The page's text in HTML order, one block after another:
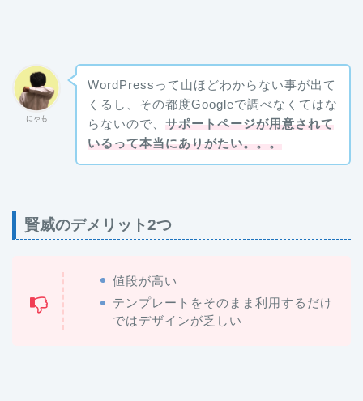
にゃも
WordPressって山ほどわからない事が出て
くるし、その都度Googleで調べなくてはな
らないので、 サポートページが用意されて
いるって本当にありがたい。。。
賢威のデメリット2つ
値段が高い
テンプレートをそのまま利用するだけ
ではデザインが乏しい